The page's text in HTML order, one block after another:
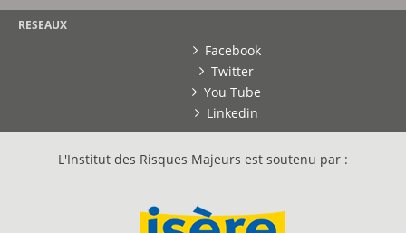
RESEAUX
Facebook
Twitter
You Tube
Linkedin
L'Institut des Risques Majeurs est soutenu par :